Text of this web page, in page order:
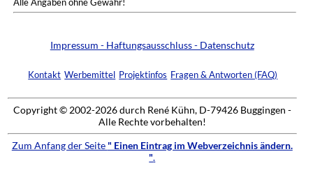
Impressum - Haftungsausschluss - Datenschutz
Kontakt Werbemittel Projektinfos Fragen & Antworten (FAQ)
Copyright © 2002-2026 durch René Kühn, D-79426 Buggingen -
Alle Rechte vorbehalten!
Zum Anfang der Seite " Einen Eintrag im Webverzeichnis ändern.
".